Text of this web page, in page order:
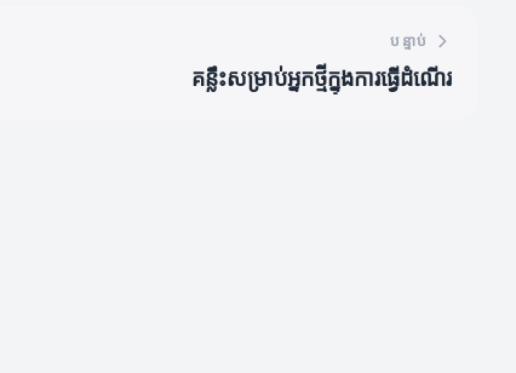
បន្ទាប់
គន្លឹះសម្រាប់អ្នកថ្មីក្នុងការធ្វើដំណើរ